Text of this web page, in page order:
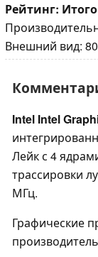
Рейтинг: Итого
Внешний вид:
Intel Intel
Лейк с 4
трассировки
МГц.
Графические